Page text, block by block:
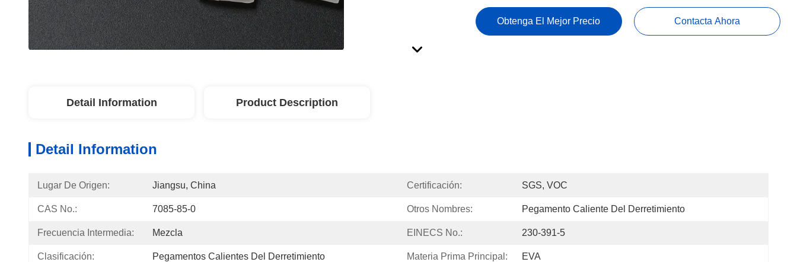
Obtenga El Mejor Precio Contacta Ahora
Detail Information Product Description
Detail Information
Lugar De Origen: Jiangsu, China Certificación: SGS, VOC
CAS No.: 7085-85-0 Otros Nombres: Pegamento Caliente Del Derretimiento
Frecuencia Intermedia: Mezcla EINECS No.: 230-391-5
Clasificación: Pegamentos Calientes Del Derretimiento Materia Prima Principal: EVA